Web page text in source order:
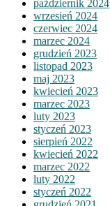
październik 2024
wrzesień 2024
czerwiec 2024
marzec 2024
grudzień 2023
listopad 2023
maj 2023
kwiecień 2023
marzec 2023
luty 2023
styczeń 2023
sierpień 2022
kwiecień 2022
marzec 2022
luty 2022
styczeń 2022